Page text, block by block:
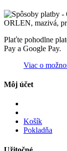
Plaťte pohodlne
Pay a Google Pay.
Viac o
Môj účet
Košík
Pokladňa